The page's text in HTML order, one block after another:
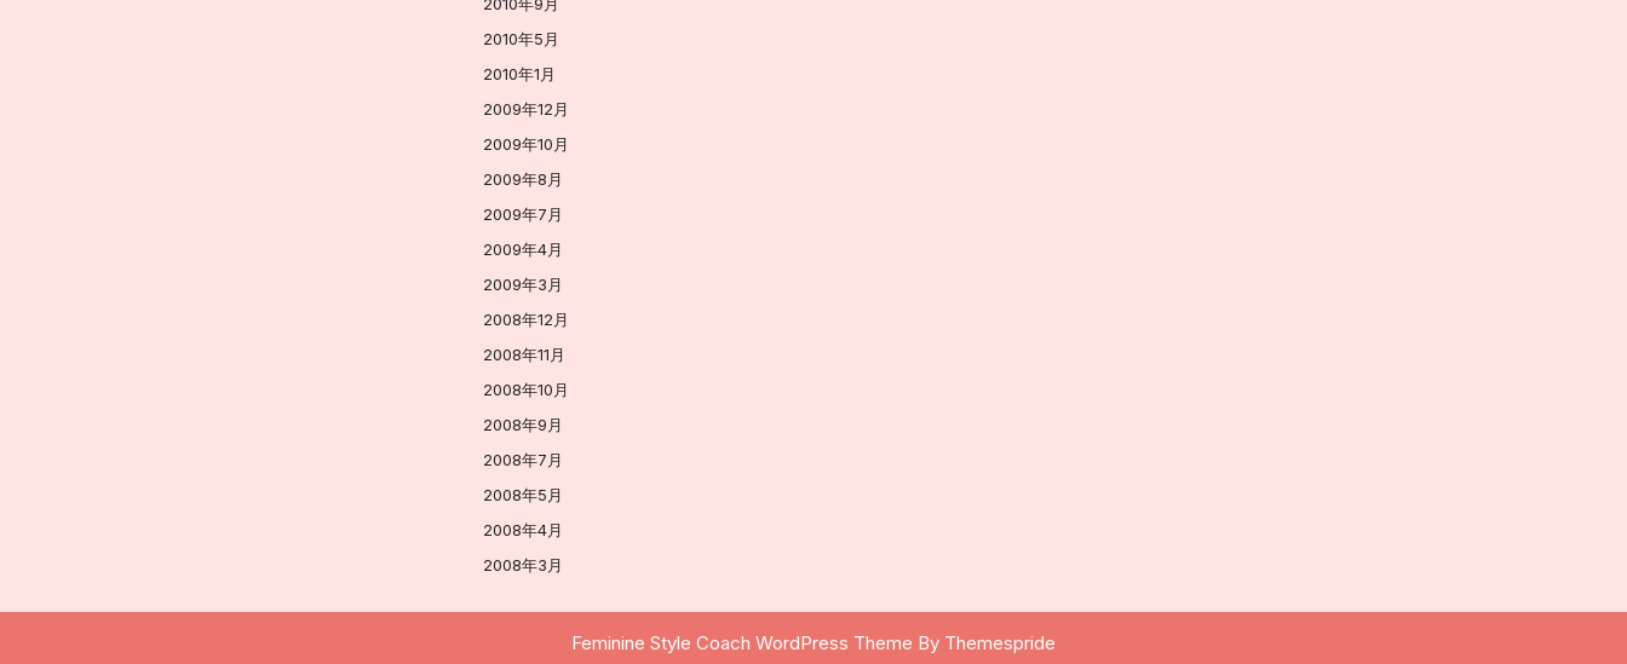
2010年5月
2010年1月
2009年12月
2009年10月
2009年8月
2009年7月
2009年4月
2009年3月
2008年12月
2008年11月
2008年10月
2008年9月
2008年7月
2008年5月
2008年4月
2008年3月
Feminine Style Coach WordPress Theme By Themespride